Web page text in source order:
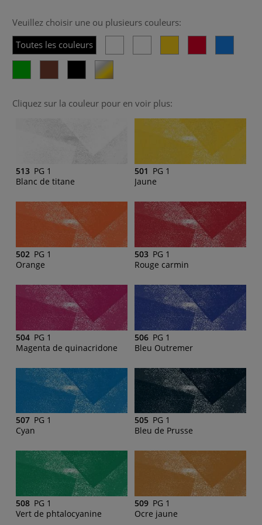
Veuillez choisir une ou plusieurs couleurs:
Toutes les couleurs
Cliquez sur la couleur pour en voir plus:
513 PG 1
Blanc de titane
501 PG 1
Jaune
502 PG 1
Orange
503 PG 1
Rouge carmin
504 PG 1
Magenta de quinacridone
506 PG 1
Bleu Outremer
507 PG 1
Cyan
505 PG 1
Bleu de Prusse
508 PG 1
Vert de phtalocyanine
509 PG 1
Ocre jaune